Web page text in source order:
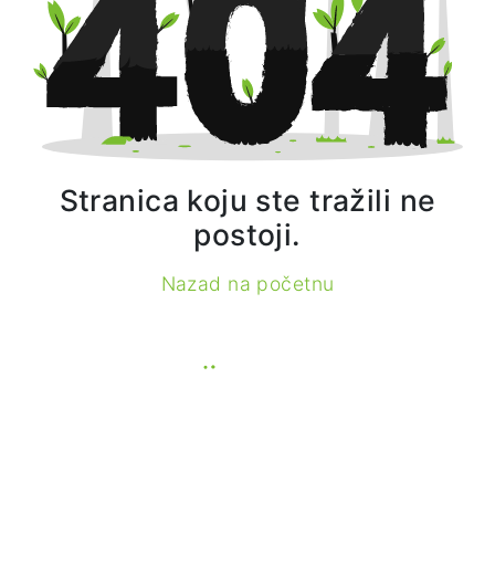
Stranica koju ste tražili ne
postoji.
Nazad na početnu